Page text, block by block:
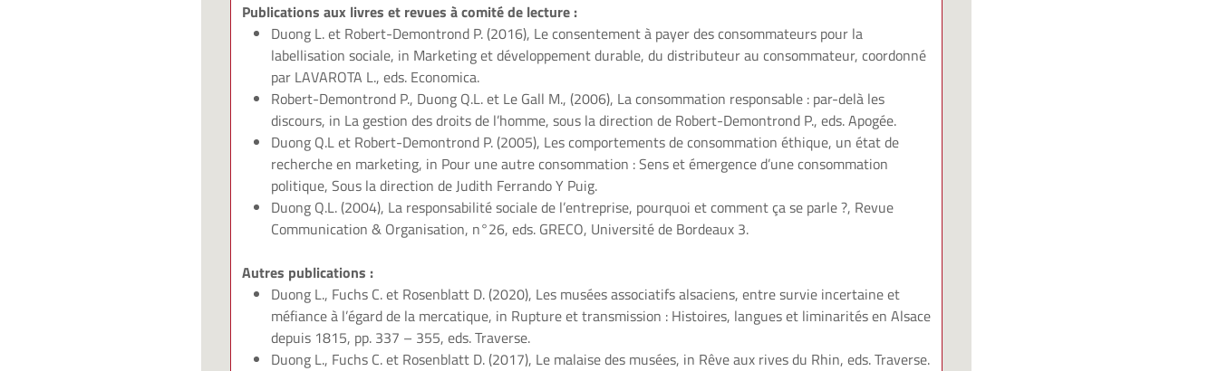
Publications aux livres et revues à comité de lecture :
Duong L. et Robert-Demontrond P. (2016), Le consentement à payer des consommateurs pour la
labellisation sociale, in Marketing et développement durable, du distributeur au consommateur, coordonné
par LAVAROTA L., eds. Economica.
Robert-Demontrond P., Duong Q.L. et Le Gall M., (2006), La consommation responsable : par-delà les
discours, in La gestion des droits de l’homme, sous la direction de Robert-Demontrond P., eds. Apogée.
Duong Q.L et Robert-Demontrond P. (2005), Les comportements de consommation éthique, un état de
recherche en marketing, in Pour une autre consommation : Sens et émergence d’une consommation
politique, Sous la direction de Judith Ferrando Y Puig.
Duong Q.L. (2004), La responsabilité sociale de l’entreprise, pourquoi et comment ça se parle ?, Revue
Communication & Organisation, n°26, eds. GRECO, Université de Bordeaux 3.
Autres publications :
Duong L., Fuchs C. et Rosenblatt D. (2020), Les musées associatifs alsaciens, entre survie incertaine et
méfiance à l’égard de la mercatique, in Rupture et transmission : Histoires, langues et liminarités en Alsace
depuis 1815, pp. 337 – 355, eds. Traverse.
Duong L., Fuchs C. et Rosenblatt D. (2017), Le malaise des musées, in Rêve aux rives du Rhin, eds. Traverse.